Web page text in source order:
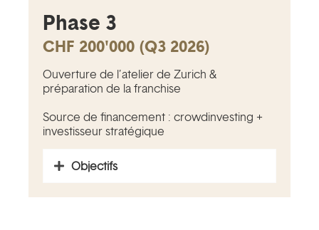
Phase 3
CHF 200'000 (Q3 2026)
Ouverture de l’atelier de Zurich &
préparation de la franchise
Source de financement : crowdinvesting +
investisseur stratégique
Objectifs